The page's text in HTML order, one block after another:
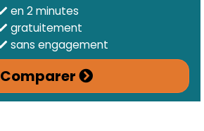
en 2 minutes
gratuitement
sans engagement
Comparer